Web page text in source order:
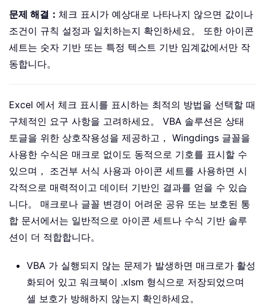
문제 해결： 체크 표시가 예상대로 나타나지 않으면 값이나
조건이 규칙 설정과 일치하는지 확인하세요。 또한 아이콘
세트는 숫자 기반 또는 특정 텍스트 기반 임계값에서만 작
동합니다。
Excel 에서 체크 표시를 표시하는 최적의 방법을 선택할 때
구체적인 요구 사항을 고려하세요。 VBA 솔루션은 상태
토글을 위한 상호작용성을 제공하고， Wingdings 글꼴을
사용한 수식은 매크로 없이도 동적으로 기호를 표시할 수
있으며， 조건부 서식 사용과 아이콘 세트를 사용하면 시
각적으로 매력적이고 데이터 기반인 결과를 얻을 수 있습
니다。 매크로나 글꼴 변경이 어려운 공유 또는 보호된 통
합 문서에서는 일반적으로 아이콘 세트나 수식 기반 솔루
션이 더 적합합니다。
VBA 가 실행되지 않는 문제가 발생하면 매크로가 활성
화되어 있고 워크북이 .xlsm 형식으로 저장되었으며
셀 보호가 방해하지 않는지 확인하세요。